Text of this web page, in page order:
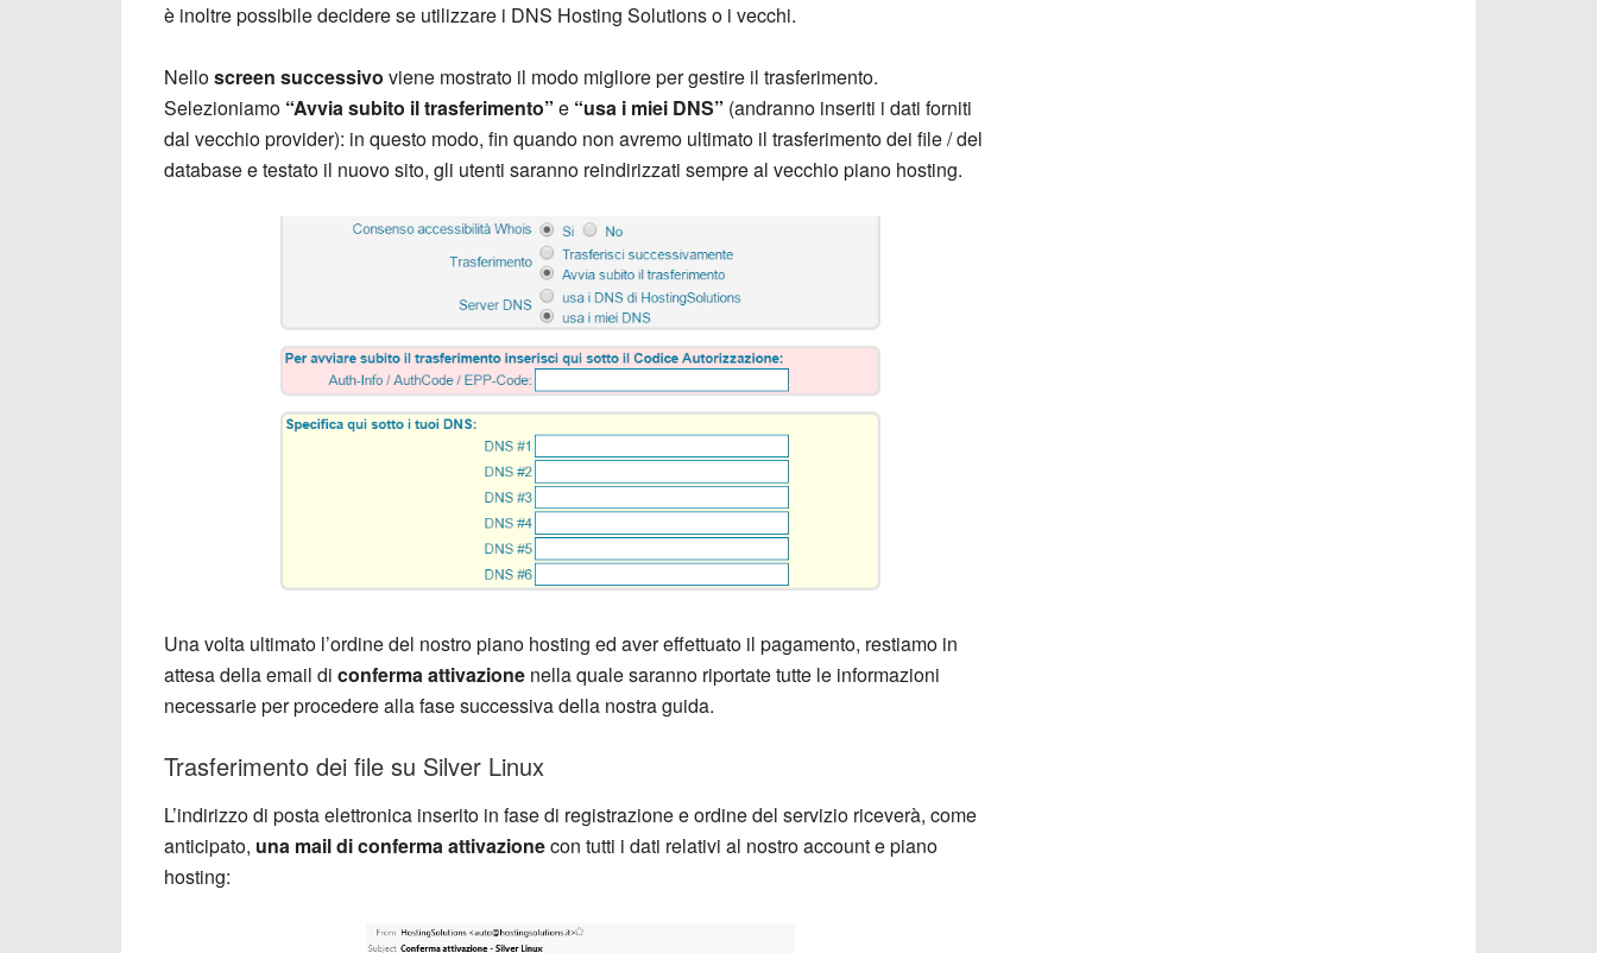
è inoltre possibile decidere se utilizzare i DNS Hosting Solutions o i vecchi.
Nelloscreen successivo viene mostrato il modo migliore per gestire il trasferimento.
Selezioniamo “Avvia subito il trasferimento” e “usa i miei DNS” (andranno inseriti i dati forniti
dal vecchio provider): in questo modo, fin quando non avremo ultimato il trasferimento dei file / del
database e testato il nuovo sito, gli utenti saranno reindirizzati sempre al vecchio piano hosting.
Una volta ultimato l’ordine del nostro piano hosting ed aver effettuato il pagamento, restiamo in
attesa della email di conferma attivazione nella quale saranno riportate tutte le informazioni
necessarie per procedere alla fase successiva della nostra guida.
Trasferimento dei file su Silver Linux
L’indirizzo di posta elettronica inserito in fase di registrazione e ordine del servizio riceverà, come
anticipato, una mail di conferma attivazionecon tutti i dati relativi al nostro account e piano
hosting: